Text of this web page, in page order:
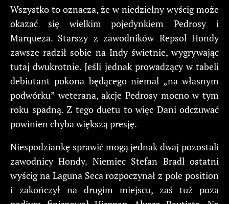
Wszystko to oznacza, że w niedzielny wyścig może
okazać się wielkim pojedynkiem Pedrosy i
Marqueza. Starszy z zawodników Repsol Hondy
zawsze radził sobie na Indy świetnie, wygrywając
tutaj dwukrotnie. Jeśli jednak prowadzący w tabeli
debiutant pokona będącego niemal „na własnym
podwórku” weterana, akcje Pedrosy mocno w tym
roku spadną. Z tego duetu to więc Dani odczuwać
powinien chyba większą presję.
Niespodziankę sprawić mogą jednak dwaj pozostali
zawodnicy Hondy. Niemiec Stefan Bradl ostatni
wyścig na Laguna Seca rozpoczynał z pole position
i zakończył na drugim miejscu, zaś tuż poza